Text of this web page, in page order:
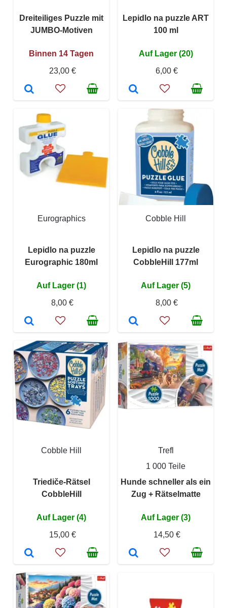
Dreiteiliges Puzzle mit
JUMBO-Motiven
Binnen 14 Tagen
23,00 €
Lepidlo na puzzle ART
100 ml
Auf Lager (20)
6,00 €
Eurographics
Lepidlo na puzzle
Eurographic 180ml
Auf Lager (1)
8,00 €
Cobble Hill
Lepidlo na puzzle
CobbleHill 177ml
Auf Lager (5)
8,00 €
Cobble Hill
Triediče-Rätsel
CobbleHill
Auf Lager (4)
15,00 €
Trefl
1 000 Teile
Hunde schneller als ein
Zug + Rätselmatte
Auf Lager (3)
14,50 €